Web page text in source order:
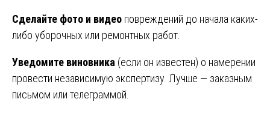
Сделайте фото и видео повреждений до начала каких-
либо уборочных или ремонтных работ.
Уведомите виновника (если он известен) о намерении
провести независимую экспертизу. Лучше — заказным
письмом или телеграммой.